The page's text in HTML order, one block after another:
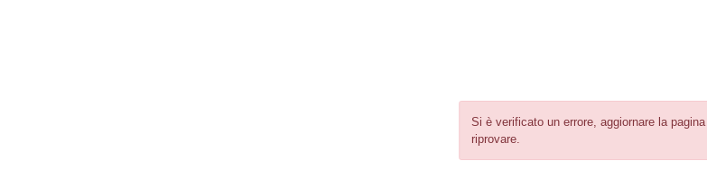
Si è verificato un errore, aggiornare la
riprovare.